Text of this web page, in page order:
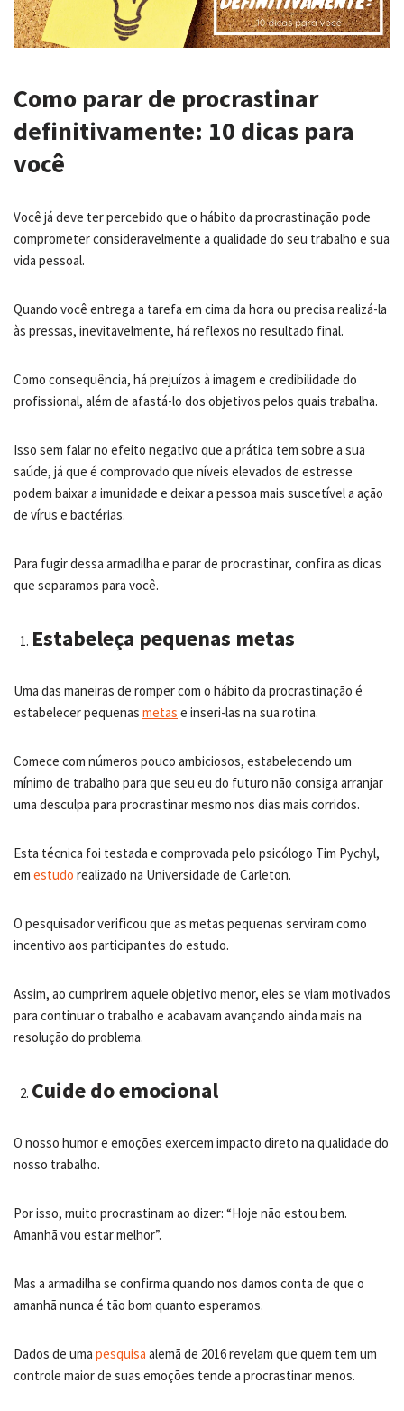
Como parar de procrastinar
definitivamente: 10 dicas para
você
Você já deve ter percebido que o hábito da procrastinação pode
comprometer consideravelmente a qualidade do seu trabalho e sua
vida pessoal.
Quando você entrega a tarefa em cima da hora ou precisa realizá-la
às pressas, inevitavelmente, há reflexos no resultado final.
Como consequência, há prejuízos à imagem e credibilidade do
profissional, além de afastá-lo dos objetivos pelos quais trabalha.
Isso sem falar no efeito negativo que a prática tem sobre a sua
saúde, já que é comprovado que níveis elevados de estresse
podem baixar a imunidade e deixar a pessoa mais suscetível a ação
de vírus e bactérias.
Para fugir dessa armadilha e parar de procrastinar, confira as dicas
que separamos para você.
Estabeleça pequenas metas
Uma das maneiras de romper com o hábito da procrastinação é
estabelecer pequenas metas e inseri-las na sua rotina.
Comece com números pouco ambiciosos, estabelecendo um
mínimo de trabalho para que seu eu do futuro não consiga arranjar
uma desculpa para procrastinar mesmo nos dias mais corridos.
Esta técnica foi testada e comprovada pelo psicólogo Tim Pychyl,
em estudo realizado na Universidade de Carleton.
O pesquisador verificou que as metas pequenas serviram como
incentivo aos participantes do estudo.
Assim, ao cumprirem aquele objetivo menor, eles se viam motivados
para continuar o trabalho e acabavam avançando ainda mais na
resolução do problema.
Cuide do emocional
O nosso humor e emoções exercem impacto direto na qualidade do
nosso trabalho.
Por isso, muito procrastinam ao dizer: “Hoje não estou bem.
Amanhã vou estar melhor”.
Mas a armadilha se confirma quando nos damos conta de que o
amanhã nunca é tão bom quanto esperamos.
Dados de uma pesquisa alemã de 2016 revelam que quem tem um
controle maior de suas emoções tende a procrastinar menos.